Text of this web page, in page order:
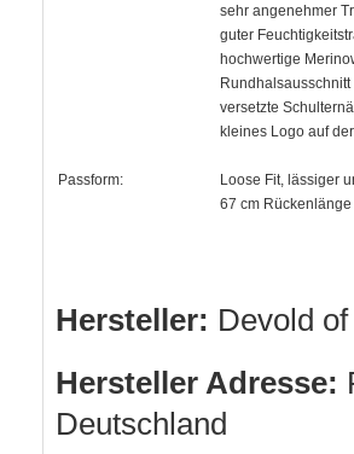
sehr angenehmer
guter
hochwertige
Rundhalsausschnitt
versetzte
kleines Logo auf
Passform:
Loose Fit, lässiger
67 cm
Hersteller: Devold
Hersteller Adresse:
Deutschland